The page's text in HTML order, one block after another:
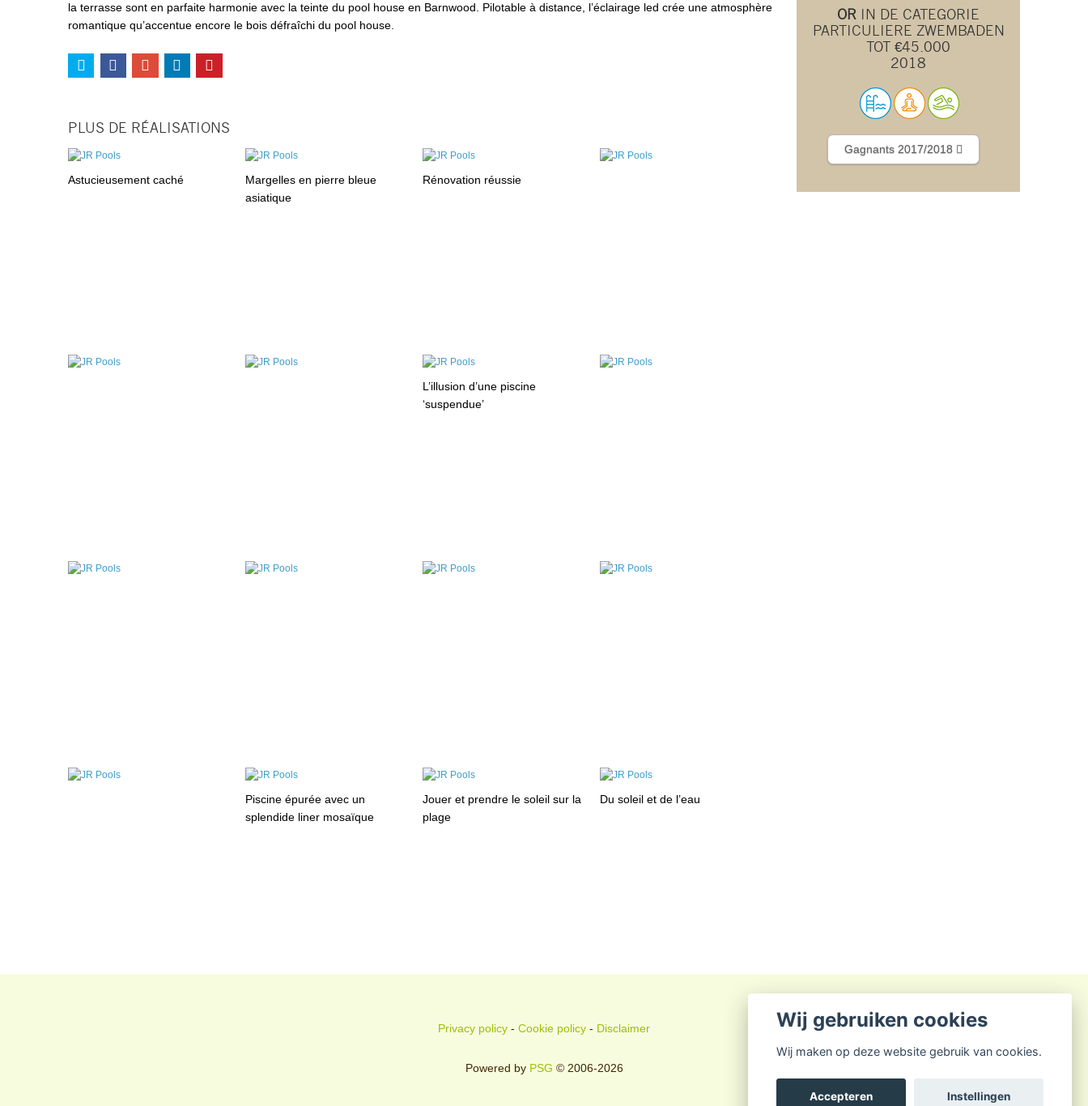
la terrasse sont en parfaite harmonie avec la teinte du pool house en Barnwood. Pilotable à distance, l’éclairage led crée une atmosphère
romantique qu’accentue encore le bois défraîchi du pool house.
PLUS DE RÉALISATIONS
Astucieusement caché
Margelles en pierre bleue
asiatique
Rénovation réussie
L’illusion d’une piscine
‘suspendue’
Piscine épurée avec un
splendide liner mosaïque
Jouer et prendre le soleil sur la
plage
Du soleil et de l’eau
OR IN DE CATEGORIE
PARTICULIERE ZWEMBADEN
TOT €45.000
2018
Gagnants 2017/2018
Privacy policy - Cookie policy - Disclaimer
Powered by PSG © 2006-2026
Wij gebruiken cookies
Wij maken op deze website gebruik van cookies.
Accepteren Instellingen